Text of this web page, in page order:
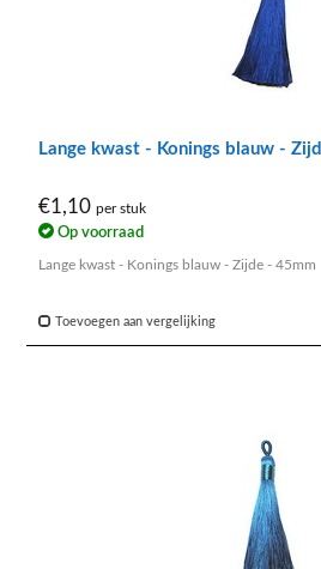
Lange kwast - Konings blauw -
€1,10 per stuk
Op voorraad
Lange kwast - Konings blauw - Zijde - 45mm
Toevoegen aan vergelijking